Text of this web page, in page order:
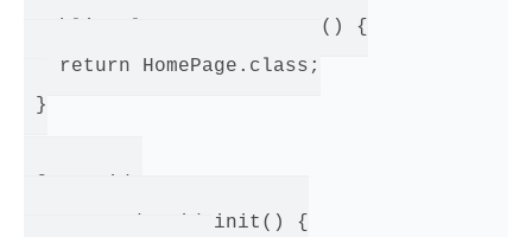
public Class getHomePage() {
   return HomePage.class;
}
protected void init() {